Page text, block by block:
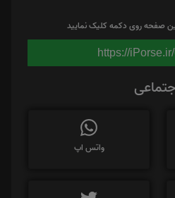
صفحه روی دکمه کلیک نمایید
https://
واتس اپ